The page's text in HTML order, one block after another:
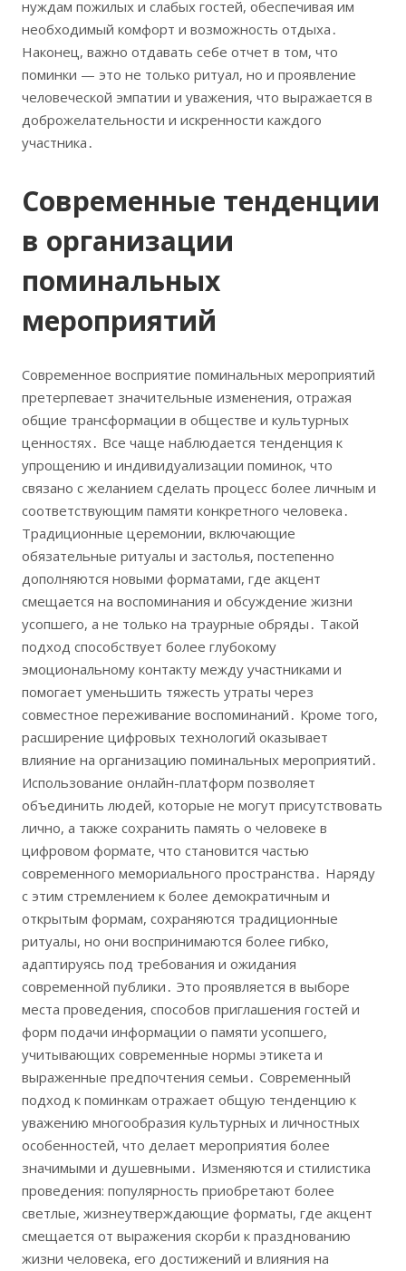
нуждам пожилых и слабых гостей, обеспечивая им
необходимый комфорт и возможность отдыха․
Наконец, важно отдавать себе отчет в том, что
поминки — это не только ритуал, но и проявление
человеческой эмпатии и уважения, что выражается в
доброжелательности и искренности каждого
участника․
Современные тенденции
в организации
поминальных
мероприятий
Современное восприятие поминальных мероприятий
претерпевает значительные изменения, отражая
общие трансформации в обществе и культурных
ценностях․ Все чаще наблюдается тенденция к
упрощению и индивидуализации поминок, что
связано с желанием сделать процесс более личным и
соответствующим памяти конкретного человека․
Традиционные церемонии, включающие
обязательные ритуалы и застолья, постепенно
дополняются новыми форматами, где акцент
смещается на воспоминания и обсуждение жизни
усопшего, а не только на траурные обряды․ Такой
подход способствует более глубокому
эмоциональному контакту между участниками и
помогает уменьшить тяжесть утраты через
совместное переживание воспоминаний․ Кроме того,
расширение цифровых технологий оказывает
влияние на организацию поминальных мероприятий․
Использование онлайн-платформ позволяет
объединить людей, которые не могут присутствовать
лично, а также сохранить память о человеке в
цифровом формате, что становится частью
современного мемориального пространства․ Наряду
с этим стремлением к более демократичным и
открытым формам, сохраняются традиционные
ритуалы, но они воспринимаются более гибко,
адаптируясь под требования и ожидания
современной публики․ Это проявляется в выборе
места проведения, способов приглашения гостей и
форм подачи информации о памяти усопшего,
учитывающих современные нормы этикета и
выраженные предпочтения семьи․ Современный
подход к поминкам отражает общую тенденцию к
уважению многообразия культурных и личностных
особенностей, что делает мероприятия более
значимыми и душевными․ Изменяются и стилистика
проведения: популярность приобретают более
светлые, жизнеутверждающие форматы, где акцент
смещается от выражения скорби к празднованию
жизни человека, его достижений и влияния на